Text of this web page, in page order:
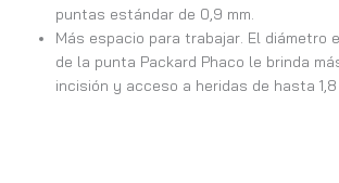
puntas estándar de 0,9 mm.
Más espacio para trabajar. El diámetro
de la punta Packard Phaco le brinda
incisión y acceso a heridas de hasta 1,8